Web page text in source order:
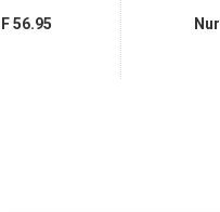
56.95